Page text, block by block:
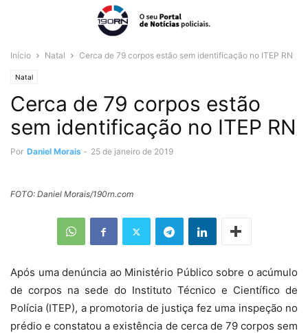
Início Natal Cerca de 79 corpos estão sem identificação no ITEP RN
Natal
Cerca de 79 corpos estão
sem identificação no ITEP RN
Por Daniel Morais - 25 de janeiro de 2019
FOTO: Daniel Morais/190rn.com
Após uma denúncia ao Ministério Público sobre o acúmulo
de corpos na sede do Instituto Técnico e Científico de
Polícia (ITEP), a promotoria de justiça fez uma inspeção no
prédio e constatou a existência de cerca de 79 corpos sem